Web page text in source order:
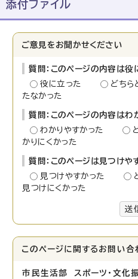
添付ファイル
ご意見をお聞かせください
質問：このページの内容は役
役に立った
どち
たなかった
質問：このページの内容はわ
わかりやすかった
かりにくかった
質問：このページは見つけや
見つけやすかった
見つけにくかった
送
このページに関する お問い合
市民生活部 スポーツ・文化振